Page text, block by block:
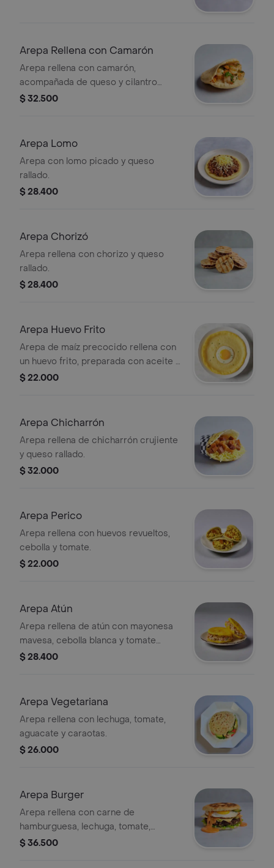
Arepa Rellena con Camarón
Arepa rellena con camarón,
acompañada de queso y cilantro
fresco.
$ 32.500
Arepa Lomo
Arepa con lomo picado y queso
rallado.
$ 28.400
Arepa Chorizó
Arepa rellena con chorizo y queso
rallado.
$ 28.400
Arepa Huevo Frito
Arepa de maíz precocido rellena con
un huevo frito, preparada con aceite y
sal.
$ 22.000
Arepa Chicharrón
Arepa rellena de chicharrón crujiente
y queso rallado.
$ 32.000
Arepa Perico
Arepa rellena con huevos revueltos,
cebolla y tomate.
$ 22.000
Arepa Atún
Arepa rellena de atún con mayonesa
mavesa, cebolla blanca y tomate
opcionales.
$ 28.400
Arepa Vegetariana
Arepa rellena con lechuga, tomate,
aguacate y caraotas.
$ 26.000
Arepa Burger
Arepa rellena con carne de
hamburguesa, lechuga, tomate,
cebolla blanca en aros, jamón, queso
$ 36.500